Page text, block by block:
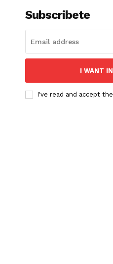
Subscribete
I WANT IN
I've read and accept the